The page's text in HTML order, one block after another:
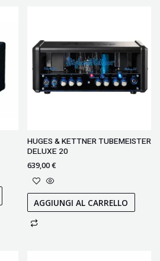
HUGES & KETTNER TUBEMEISTER
DELUXE 20
639,00€
AGGIUNGI AL CARRELLO